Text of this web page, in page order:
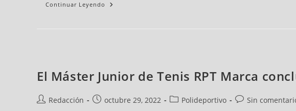
Continuar Leyendo
El Máster Junior de Tenis RPT Marca
Redacción octubre 29, 2022 Polideportivo Sin